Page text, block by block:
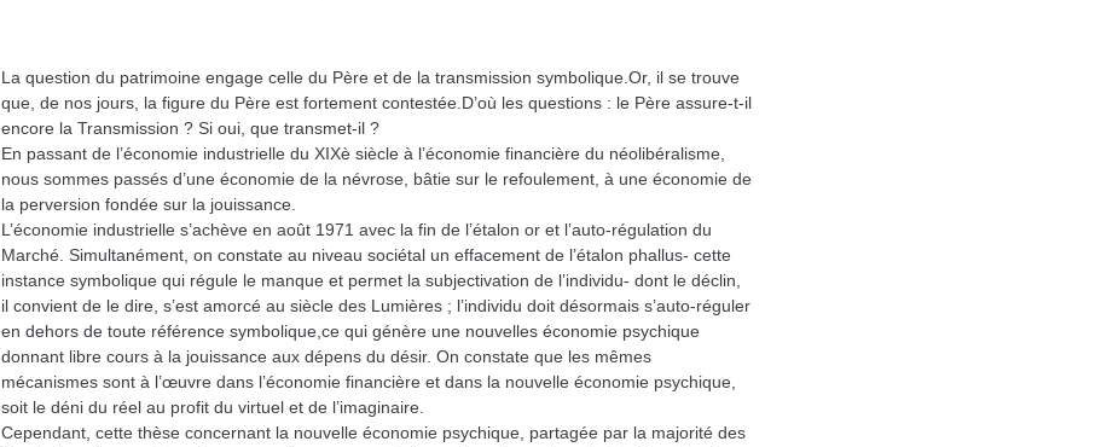
La question du patrimoine engage celle du Père et de la transmission symbolique.Or, il se trouve
que, de nos jours, la figure du Père est fortement contestée.D’où les questions : le Père assure-t-il
encore la Transmission ? Si oui, que transmet-il ?
En passant de l’économie industrielle du XIXè siècle à l’économie financière du néolibéralisme,
nous sommes passés d’une économie de la névrose, bâtie sur le refoulement, à une économie de
la perversion fondée sur la jouissance.
L’économie industrielle s’achève en août 1971 avec la fin de l’étalon or et l’auto-régulation du
Marché. Simultanément, on constate au niveau sociétal un effacement de l’étalon phallus- cette
instance symbolique qui régule le manque et permet la subjectivation de l’individu- dont le déclin,
il convient de le dire, s’est amorcé au siècle des Lumières ; l’individu doit désormais s’auto-réguler
en dehors de toute référence symbolique,ce qui génère une nouvelles économie psychique
donnant libre cours à la jouissance aux dépens du désir. On constate que les mêmes
mécanismes sont à l’œuvre dans l’économie financière et dans la nouvelle économie psychique,
soit le déni du réel au profit du virtuel et de l’imaginaire.
Cependant, cette thèse concernant la nouvelle économie psychique, partagée par la majorité des